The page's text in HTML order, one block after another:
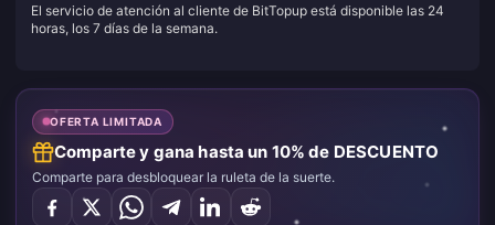
El servicio de atención al cliente de BitTopup está disponible las 24
horas, los 7 días de la semana.
OFERTA LIMITADA
Comparte y gana hasta un 10% de DESCUENTO
Comparte para desbloquear la ruleta de la suerte.